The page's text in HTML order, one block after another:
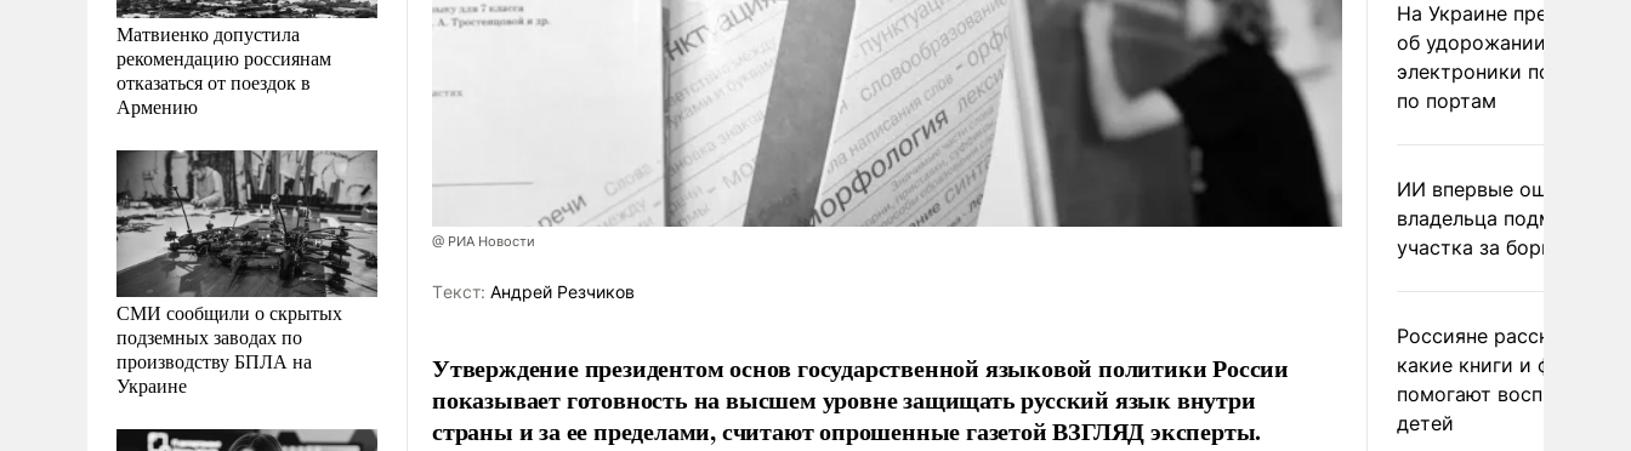
Матвиенко допустила
рекомендацию россиянам
отказаться от поездок в
Армению
СМИ сообщили о скрытых
подземных заводах по
производству БПЛА на
Украине
@ РИА Новости
Tекст: Андрей Резчиков
Утверждение президентом основ государственной языковой политики России
показывает готовность на высшем уровне защищать русский язык внутри
страны и за ее пределами, считают опрошенные газетой ВЗГЛЯД эксперты.
На Украине
об удорожании
электроники после
по портам
ИИ впервые
владельца
участка за борщевик
Россияне рассказали,
какие книги и фильмы
помогают воспитывать
детей